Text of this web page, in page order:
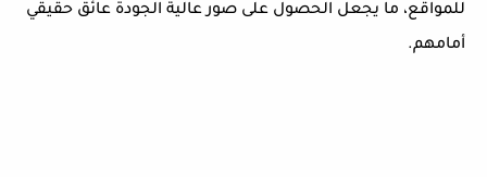
للمواقع، ما يجعل الحصول على صور عالية الجودة عائق حقيقي
أمامهم.